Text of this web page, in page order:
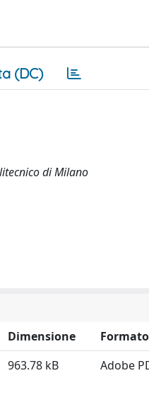
(DC)
di Milano
Dimensione
Formato
963.78 kB Adobe